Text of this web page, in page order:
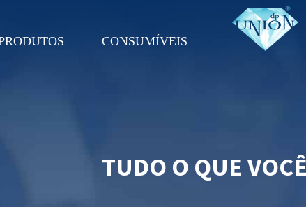
CONSUMÍVEIS
TUDO O QUE